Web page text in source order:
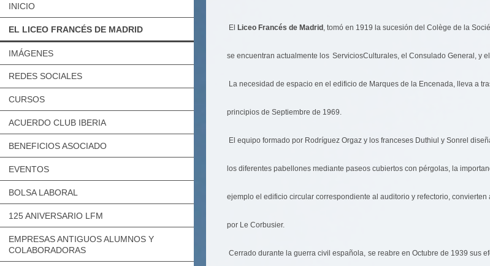
INICIO
EL LICEO FRANCÉS DE MADRID
IMÁGENES
REDES SOCIALES
CURSOS
ACUERDO CLUB IBERIA
BENEFICIOS ASOCIADO
EVENTOS
BOLSA LABORAL
125 ANIVERSARIO LFM
EMPRESAS ANTIGUOS ALUMNOS Y
COLABORADORAS
El Liceo Francés de Madrid , tomó en 1919 la sucesión del Colège de la
se encuentran actualmente los ServiciosCulturales, el Consulado General, y
La necesidad de espacio en el edificio de Marques de la Encenada, lleva a
principios de Septiembre de 1969.
El equipo formado por Rodríguez Orgaz y los franceses Duthiul y Sonrel
los diferentes pabellones mediante paseos cubiertos con pérgolas, la
ejemplo el edificio circular correspondiente al auditorio y refectorio,
por Le Corbusier.
Cerrado durante la guerra civil española, se reabre en Octubre de 1939 sus